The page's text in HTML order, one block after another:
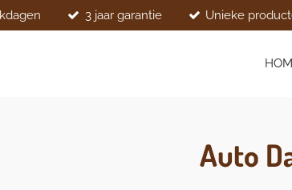
3 jaar garantie Unieke
Auto